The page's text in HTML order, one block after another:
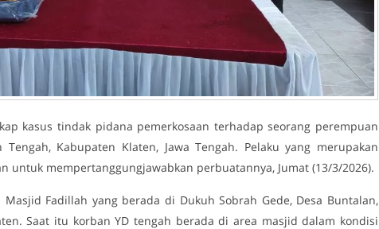
kasus tindak pidana pemerkosaan terhadap seorang perempuan
Kabupaten Klaten, Jawa Tengah. Pelaku yang merupakan
untuk mempertanggungjawabkan perbuatannya, Jumat (13/3/2026).
Fadillah yang berada di Dukuh Sobrah Gede, Desa Buntalan,
Saat itu korban YD tengah berada di area masjid dalam kondisi